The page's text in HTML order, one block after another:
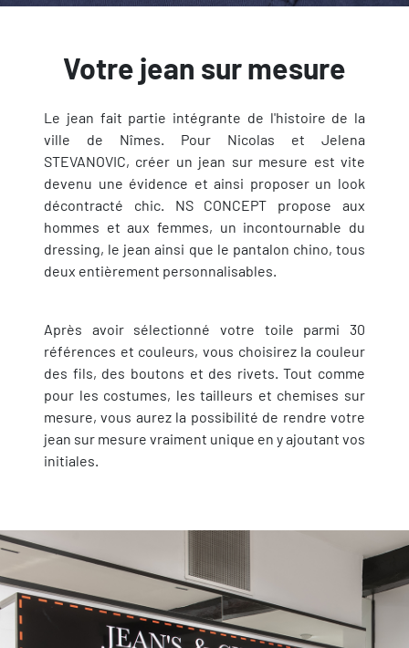
Votre jean sur mesure
Le jean fait partie intégrante de l'histoire de la
ville de Nîmes. Pour Nicolas et Jelena
STEVANOVIC, créer un jean sur mesure est vite
devenu une évidence et ainsi proposer un look
décontracté chic. NS CONCEPT propose aux
hommes et aux femmes, un incontournable du
dressing, le jean ainsi que le pantalon chino, tous
deux entièrement personnalisables.
Après avoir sélectionné votre toile parmi 30
références et couleurs, vous choisirez la couleur
des fils, des boutons et des rivets. Tout comme
pour les costumes, les tailleurs et chemises sur
mesure, vous aurez la possibilité de rendre votre
jean sur mesure vraiment unique en y ajoutant vos
initiales.